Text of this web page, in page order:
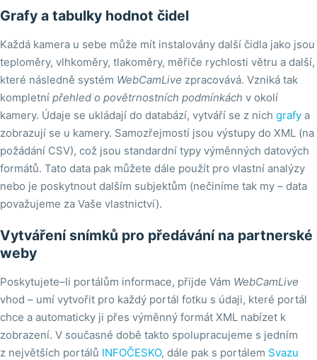
Grafy a tabulky hodnot čidel
Každá kamera u sebe může mít instalovány další čidla jako jsou
teploměry, vlhkoměry, tlakoměry, měřiče rychlosti větru a další,
které následně systém WebCamLive zpracovává. Vzniká tak
kompletní přehled o povětrnostních podmínkách v okolí
kamery. Údaje se ukládají do databází, vytváří se z nich grafy a
zobrazují se u kamery. Samozřejmostí jsou výstupy do XML (na
požádání CSV), což jsou standardní typy výměnných datových
formátů. Tato data pak můžete dále použít pro vlastní analýzy
nebo je poskytnout dalším subjektům (nečiníme tak my – data
považujeme za Vaše vlastnictví).
Vytváření snímků pro předávání na partnerské
weby
Poskytujete–li portálům informace, přijde Vám WebCamLive
vhod – umí vytvořit pro každý portál fotku s údaji, které portál
chce a automaticky ji přes výměnný formát XML nabízet k
zobrazení. V současné době takto spolupracujeme s jedním
z největších portálů INFOČESKO, dále pak s portálem Svazu